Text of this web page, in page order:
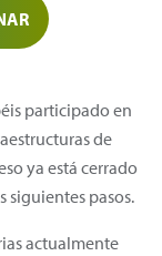
participado en
de
ya está cerrado
siguientes pasos.
actualmente